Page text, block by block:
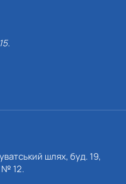
шлях, буд. 19,
№ 12.